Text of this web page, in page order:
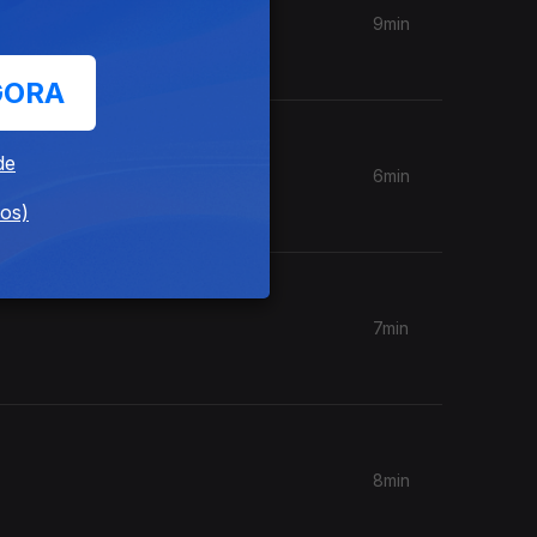
9min
6min
7min
8min